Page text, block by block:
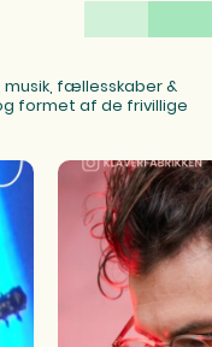
musik, fællesskaber &
formet af de frivillige